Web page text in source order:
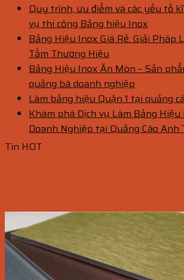
Quy trình, ưu điểm và các yếu tố
vụ thi công Bảng hiệu Inox
Bảng Hiệu Inox Giá Rẻ: Giải Pháp
Tầm Thương Hiệu
Bảng Hiệu Inox Ăn Mòn – Sản
quảng bá doanh nghiệp
Làm bảng hiệu Quận 1 tại quảng
Khám phá Dịch vụ Làm Bảng Hiệu
Doanh Nghiệp tại Quảng Cáo Anh
Tin HOT